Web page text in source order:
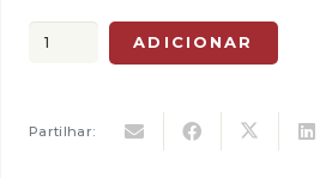
original
era:
atual
é:
Quantidade
e
ADICIONAR
Partilhar: